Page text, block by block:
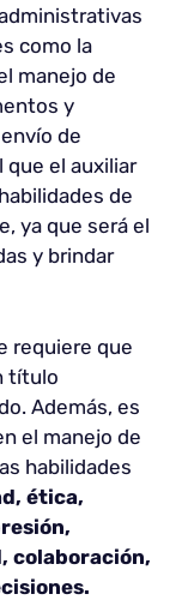
como la
manejo de
y
de
el auxiliar
de
ya que será el
y brindar
requiere que
título
Además, es
el manejo de
habilidades
ética,
colaboración,